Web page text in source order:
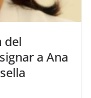
del
a Ana